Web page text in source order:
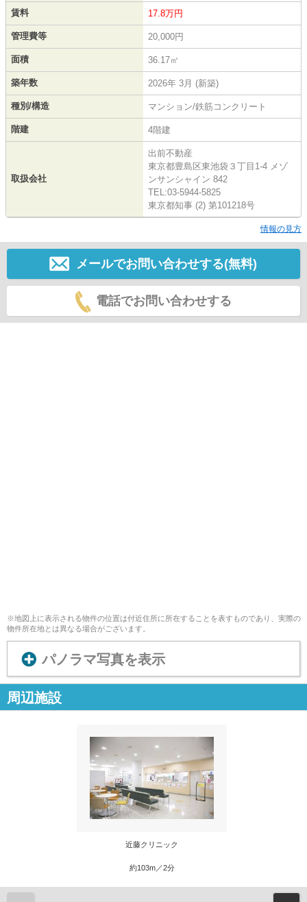
賃料 17.8万円
管理費等 20,000円
面積 36.17㎡
築年数 2026年 3月 (新築)
種別/構造 マンション/鉄筋コンクリート
階建 4階建
取扱会社
出前不動産
東京都豊島区東池袋３丁目1-4 メゾ
ンサンシャイン 842
TEL:03-5944-5825
東京都知事 (2) 第101218号
情報の見方
メールでお問い合わせする(無料)
電話でお問い合わせする
※地図上に表示される物件の位置は付近住所に所在することを表すものであり、実際の
物件所在地とは異なる場合がございます。
パノラマ写真を表示
周辺施設
近藤クリニック
約103m／2分